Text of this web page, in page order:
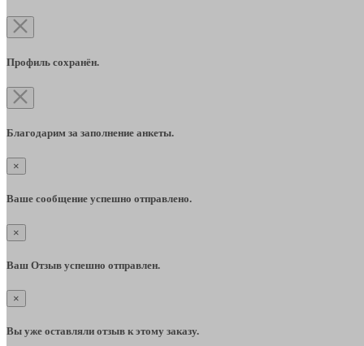
Профиль сохранён.
Благодарим за заполнение анкеты.
×
Ваше сообщение успешно отправлено.
×
Ваш Отзыв успешно отправлен.
×
Вы уже оставляли отзыв к этому заказу.